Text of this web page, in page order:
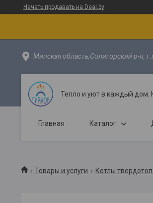
Начать продавать на Deal.by
Минская область,Солигорский р-н,
Тепло и уют в каждый дом.
Главная Каталог
Товары и услуги Котлы